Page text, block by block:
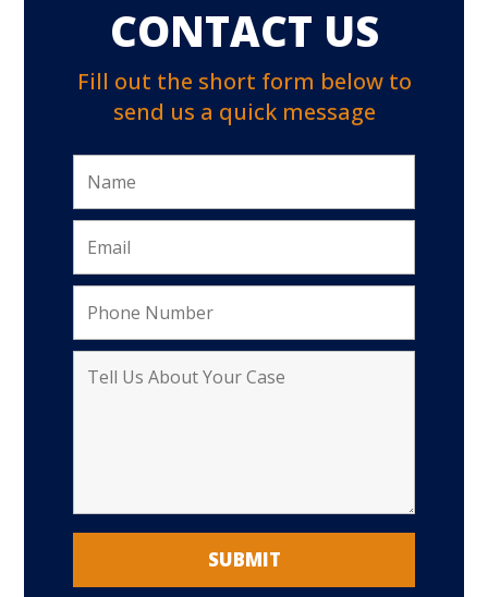
CONTACT US
Fill out the short form below to
send us a quick message